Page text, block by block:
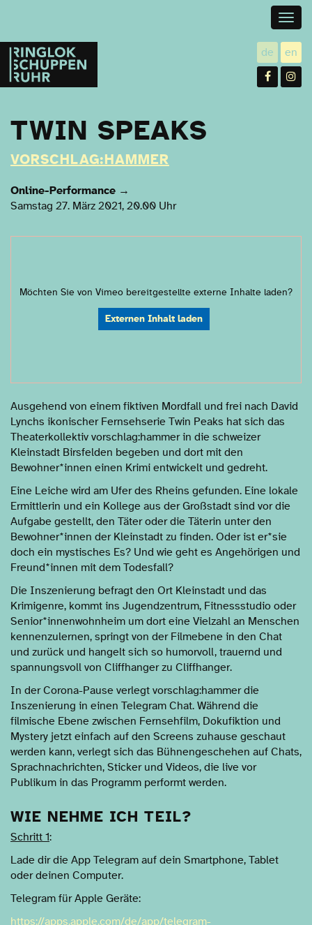
Ringlokschuppen
Ruhr
de utsch
en
TWIN SPEAKS
VORSCHLAG:HAMMER
Online-Performance →
Samstag 27. März 2021, 20.00 Uhr
Möchten Sie von Vimeo bereitgestellte externe Inhalte laden?
Externen Inhalt laden
Ausgehend von einem fiktiven Mordfall und frei nach David
Lynchs ikonischer Fernsehserie Twin Peaks hat sich das
Theaterkollektiv vorschlag:hammer in die schweizer
Kleinstadt Birsfelden begeben und dort mit den
Bewohner*innen einen Krimi entwickelt und gedreht.
Eine Leiche wird am Ufer des Rheins gefunden. Eine lokale
Ermittlerin und ein Kollege aus der Großstadt sind vor die
Aufgabe gestellt, den Täter oder die Täterin unter den
Bewohner*innen der Kleinstadt zu finden. Oder ist er*sie
doch ein mystisches Es? Und wie geht es Angehörigen und
Freund*innen mit dem Todesfall?
Die Inszenierung befragt den Ort Kleinstadt und das
Krimigenre, kommt ins Jugendzentrum, Fitnessstudio oder
Senior*innenwohnheim um dort eine Vielzahl an Menschen
kennenzulernen, springt von der Filmebene in den Chat
und zurück und hangelt sich so humorvoll, trauernd und
spannungsvoll von Cliffhanger zu Cliffhanger.
In der Corona-Pause verlegt vorschlag:hammer die
Inszenierung in einen Telegram Chat. Während die
filmische Ebene zwischen Fernsehfilm, Dokufiktion und
Mystery jetzt einfach auf den Screens zuhause geschaut
werden kann, verlegt sich das Bühnengeschehen auf Chats,
Sprachnachrichten, Sticker und Videos, die live vor
Publikum in das Programm performt werden.
WIE NEHME ICH TEIL?
Schritt 1:
Lade dir die App Telegram auf dein Smartphone, Tablet
oder deinen Computer.
Telegram für Apple Geräte:
https://apps.apple.com/de/app/telegram-